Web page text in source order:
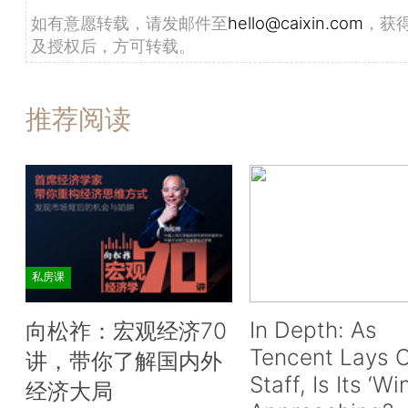
如有意愿转载，请发邮件至hello@caixin.com ，获
及授权后，方可转载。
推荐阅读
私房课
向松祚：宏观经济70
讲，带你了解国内外
经济大局
In Depth: As
Tencent Lays
Staff, Is Its